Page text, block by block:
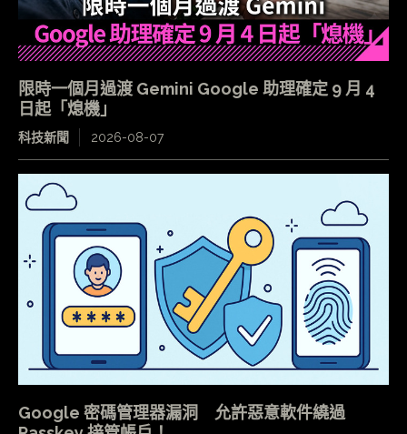
限時一個月過渡 Gemini Google 助理確定 9 月 4
日起「熄機」
科技新聞 2026-08-07
Google 密碼管理器漏洞 允許惡意軟件繞過